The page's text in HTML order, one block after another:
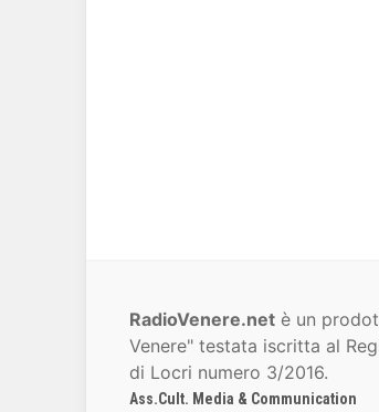
RadioVenere.net è un
Venere" testata iscritta al
di Locri numero 3/2016.
Ass.Cult. Media & Communication